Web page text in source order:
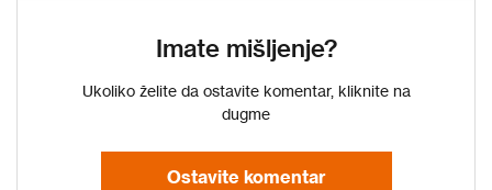
Imate mišljenje?
Ukoliko želite da ostavite komentar, kliknite na
dugme
Ostavite komentar